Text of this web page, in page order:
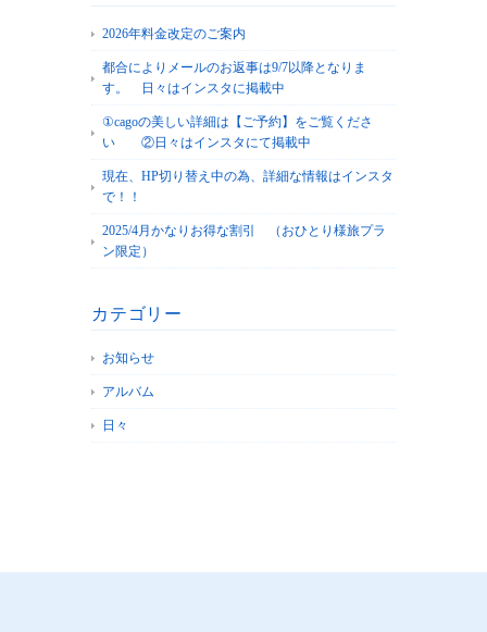
2026年料金改定のご案内
都合によりメールのお返事は9/7以降となりま
す。 日々はインスタに掲載中
①cagoの美しい詳細は【ご予約】をご覧くださ
い ②日々はインスタにて掲載中
現在、HP切り替え中の為、詳細な情報はインスタ
で！！
2025/4月かなりお得な割引 （おひとり様旅プラ
ン限定）
カテゴリー
お知らせ
アルバム
日々